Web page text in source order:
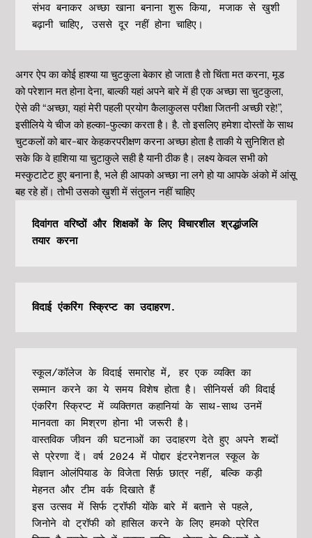
संभव बनाकर अच्छा खाना बनाना शुरू किया, मजाक से खुशी
बढ़ानी चाहिए, उससे दूर नहीं होना चाहिए।
अगर ऐप का कोई हाश्या या चुटकुला बेकार हो जाता है तो चिंता मत करना, मूड
को परेशान मत होना देना, बाल्की यहां अपने बारे में ही एक अच्छा सा चुटकुला,
ऐसे की “अच्छा, यहां मेरी पहली प्रयोग कैलाकुलस परीक्षा जितनी अच्छी रहे!”,
इसीलिये ये चीज को हल्का-फुल्का करता है। है. तो इसलिए हमेशा दोस्तों के साथ
चुटकलों को बार-बार केहकरपरीक्षण करना अच्छा होता है ताकी ये सुनिशित हो
सके कि वे हाशिया या चुटाकुले सही है यानी ठीक है। लक्ष्य केवल सभी को
मस्कुटाटेट हुए बनाना है, भले ही आपको अच्छा ना लगे हो या आपके अंको में आंसू
बह रहे हों। तोभी उसको ख़ुशी में संतुलन नहीं चाहिए
दिवांगत वरिष्ठों और शिक्षकों के लिए विचारशील श्रद्धांजलि
तयार करना
विदाई एंकरिंग स्क्रिप्ट का उदाहरण.
स्कूल/कॉलेज के विदाई समारोह में, हर एक व्यक्ति का
सम्मान करने का ये समय विशेष होता है। सीनियर्स की विदाई
एंकरिंग स्क्रिप्ट में व्यक्तिगत कहानियां के साथ-साथ उनमें
मानवता का मिश्रण होना भी जरूरी है।
वास्तविक जीवन की घटनाओं का उदाहरण देते हुए अपने शब्दों
से प्रेरणा दें। वर्ष 2024 में पोद्दार इंटरनेशनल स्कूल के
विज्ञान ओलंपियाड के विजेता सिर्फ़ छात्र नहीं, बल्कि कड़ी
मेहनत और टीम वर्क दिखाते हैं
इस उत्सव में सिर्फ ट्रॉफी योंके बारे में बताने से पहले,
जिनोने वो ट्रॉफी को हासिल करने के लिए हमको प्रेरित